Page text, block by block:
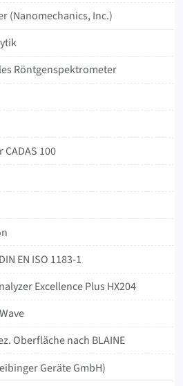
(Nanomechanics, Inc.)
Röntgenspektrometer
‍100
EN ISO 1183-1
Excellence Plus HX204
Oberfläche nach BLAINE
Geräte GmbH)